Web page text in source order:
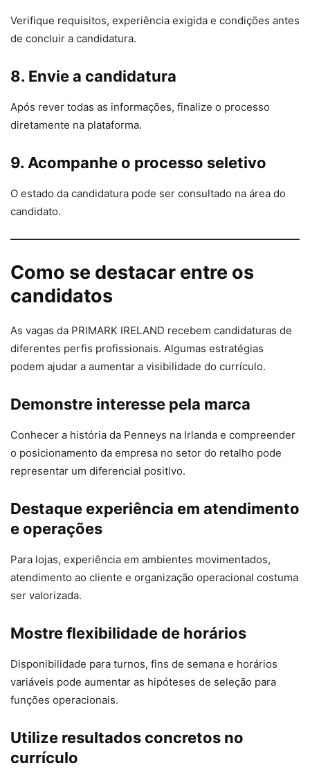
Verifique requisitos, experiência exigida e condições antes
de concluir a candidatura.
8. Envie a candidatura
Após rever todas as informações, finalize o processo
diretamente na plataforma.
9. Acompanhe o processo seletivo
O estado da candidatura pode ser consultado na área do
candidato.
Como se destacar entre os
candidatos
As vagas da PRIMARK IRELAND recebem candidaturas de
diferentes perfis profissionais. Algumas estratégias
podem ajudar a aumentar a visibilidade do currículo.
Demonstre interesse pela marca
Conhecer a história da Penneys na Irlanda e compreender
o posicionamento da empresa no setor do retalho pode
representar um diferencial positivo.
Destaque experiência em atendimento
e operações
Para lojas, experiência em ambientes movimentados,
atendimento ao cliente e organização operacional costuma
ser valorizada.
Mostre flexibilidade de horários
Disponibilidade para turnos, fins de semana e horários
variáveis pode aumentar as hipóteses de seleção para
funções operacionais.
Utilize resultados concretos no
currículo